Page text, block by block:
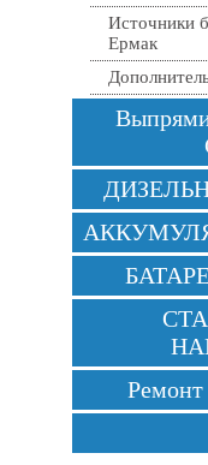
Источники
Ермак